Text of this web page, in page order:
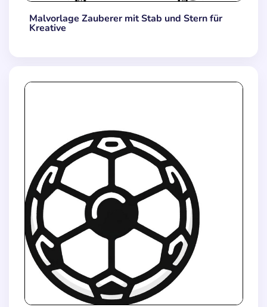
Malvorlage Zauberer mit Stab und Stern für
Kreative